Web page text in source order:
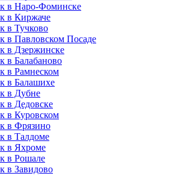
в Наро-Фоминске
в Киржаче
в Тучково
в Павловском Посаде
в Дзержинске
в Балабаново
в Рамнеском
в Балашихе
в Дубне
в Дедовске
в Куровском
в Фрязино
в Талдоме
в Яхроме
в Рошале
в Завидово